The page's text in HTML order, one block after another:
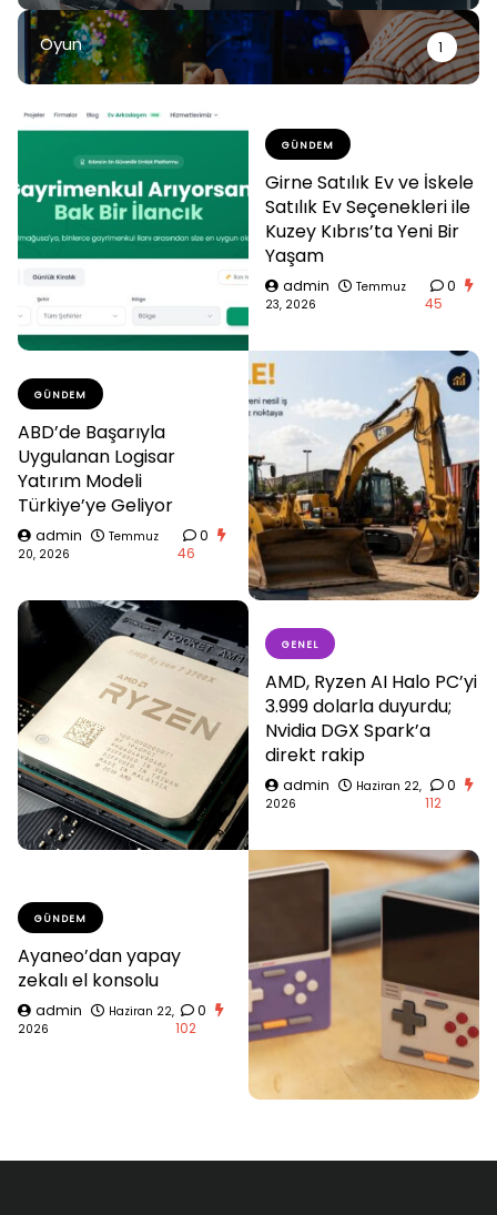
Oyun 1
GÜNDEM
Girne Satılık Ev ve İskele
Satılık Ev Seçenekleri ile
Kuzey Kıbrıs’ta Yeni Bir
Yaşam
admin
Temmuz
23, 2026
0
45
GÜNDEM
ABD’de Başarıyla
Uygulanan Logisar
Yatırım Modeli
Türkiye’ye Geliyor
admin
Temmuz
20, 2026
0
46
GENEL
AMD, Ryzen AI Halo PC’yi
3.999 dolarla duyurdu;
Nvidia DGX Spark’a
direkt rakip
admin
Haziran 22,
2026
0
112
GÜNDEM
Ayaneo’dan yapay
zekalı el konsolu
admin
Haziran 22,
2026
0
102